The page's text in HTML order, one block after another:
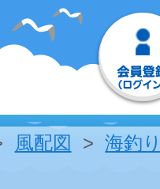
風配図
海釣